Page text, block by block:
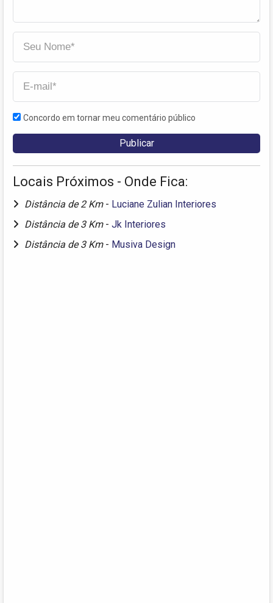
Concordo em tornar meu comentário público
Locais Próximos - Onde Fica:
Distância de 2 Km - Luciane Zulian Interiores
Distância de 3 Km - Jk Interiores
Distância de 3 Km - Musiva Design